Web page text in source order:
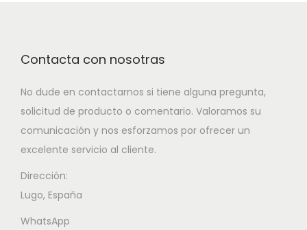
Contacta con nosotras
No dude en contactarnos si tiene alguna pregunta,
solicitud de producto o comentario. Valoramos su
comunicación y nos esforzamos por ofrecer un
excelente servicio al cliente.
Dirección:
Lugo, España
WhatsApp